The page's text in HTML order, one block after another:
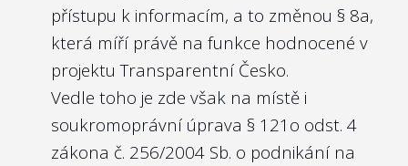
přístupu k informacím, a to změnou§ 8a,
která míří právě na funkce hodnocené v
projektu Transparentní Česko.
Vedle toho je zde však na místě i
soukromoprávní úprava§ 121o odst. 4
zákona č. 256/2004 Sb. o podnikání na